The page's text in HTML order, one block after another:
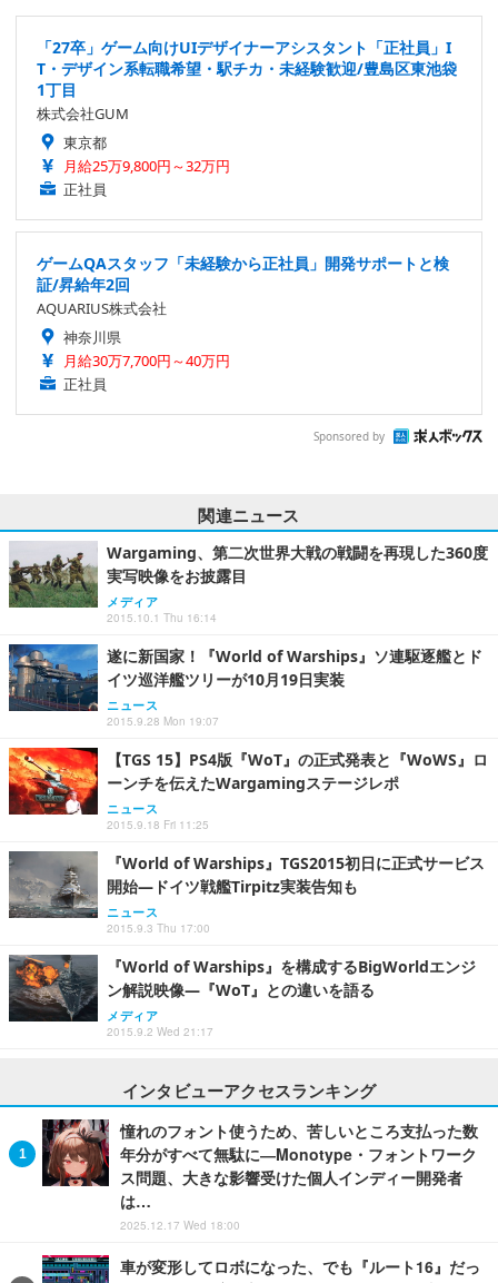
「27卒」ゲーム向けUIデザイナーアシスタント「正社員」I
T・デザイン系転職希望・駅チカ・未経験歓迎/豊島区東池袋
1丁目
株式会社GUM
東京都
月給25万9,800円～32万円
正社員
ゲームQAスタッフ「未経験から正社員」開発サポートと検
証/昇給年2回
AQUARIUS株式会社
神奈川県
月給30万7,700円～40万円
正社員
Sponsored by
関連ニュース
Wargaming、第二次世界大戦の戦闘を再現した360度
実写映像をお披露目
メディア
2015.10.1 Thu 16:14
遂に新国家！『World of Warships』ソ連駆逐艦とド
イツ巡洋艦ツリーが10月19日実装
ニュース
2015.9.28 Mon 19:07
【TGS 15】PS4版『WoT』の正式発表と『WoWS』ロ
ーンチを伝えたWargamingステージレポ
ニュース
2015.9.18 Fri 11:25
『World of Warships』TGS2015初日に正式サービス
開始―ドイツ戦艦Tirpitz実装告知も
ニュース
2015.9.3 Thu 17:00
『World of Warships』を構成するBigWorldエンジ
ン解説映像―『WoT』との違いを語る
メディア
2015.9.2 Wed 21:17
インタビューアクセスランキング
憧れのフォント使うため、苦しいところ支払った数
年分がすべて無駄に―Monotype・フォントワーク
ス問題、大きな影響受けた個人インディー開発者
は…
2025.12.17 Wed 18:00
車が変形してロボになった、でも『ルート16』だっ